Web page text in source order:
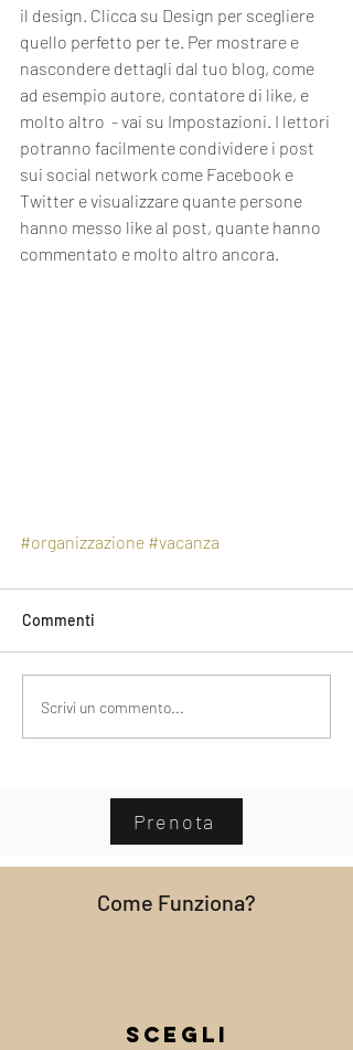
il design. Clicca su Design per scegliere
quello perfetto per te. Per mostrare e
nascondere dettagli dal tuo blog, come
ad esempio autore, contatore di like, e
molto altro  - vai su Impostazioni. I lettori
potranno facilmente condividere i post
sui social network come Facebook e
Twitter e visualizzare quante persone
hanno messo like al post, quante hanno
commentato e molto altro ancora.
#organizzazione #vacanza
Commenti
Scrivi un commento...
Prenota
Come Funziona?
Scegli